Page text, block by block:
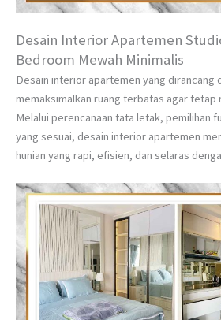
Desain Interior Apartemen
Bedroom Mewah Minimalis
Desain interior apartemen yang dirancang
memaksimalkan ruang terbatas agar tetap
Melalui perencanaan tata letak, pemilihan
yang sesuai, desain interior apartemen
hunian yang rapi, efisien, dan selaras